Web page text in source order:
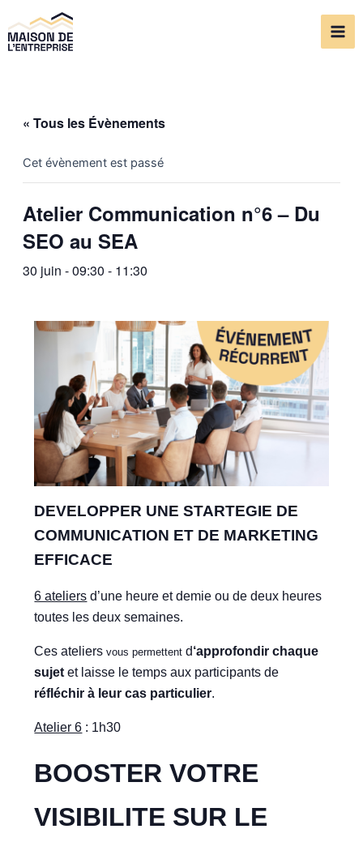
au
contenu
« Tous les Évènements
Cet évènement est passé
Atelier Communication n°6 – Du
SEO au SEA
30 juin - 09:30 - 11:30
DEVELOPPER UNE STARTEGIE DE
COMMUNICATION ET DE MARKETING
EFFICACE
6 ateliers d’une heure et demie ou de deux heures
toutes les deux semaines.
Ces ateliersvous permettent d‘approfondir chaque
sujet et laisse le temps aux participants de
réfléchir à leur cas particulier.
Atelier 6 : 1h30
BOOSTER VOTRE
VISIBILITE SUR LE